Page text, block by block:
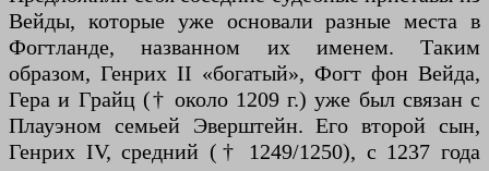
Вейды, которые уже основали разные места в
Фогтланде, названном их именем. Таким
образом, Генрих II «богатый», Фогт фон Вейда,
Гера и Грайц († около 1209 г.) уже был связан с
Плауэном семьей Эверштейн. Его второй сын,
Генрих IV, средний († 1249/1250), с 1237 года